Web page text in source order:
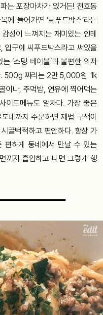
는 포장마차가 있거든! 천호동
에 들어가면 ‘씨푸드박스’라는
성이 느껴지는 재미있는 인테
입구에 씨푸드박스라고 써있을
‘스뎅 테이블’과 불편한 의자
. 500g 짜리는 2만 5,000원. 1k
이나, 주먹밥, 연유에 찍어먹는
이드메뉴도 알차다. 가장 좋은
네까지 주문하면 제법 구색이
끌벅적하고 편안하다. 항상 가
편하게 동네에서 만날 수 있는
까지 흡입하고 나면 그렇게 행